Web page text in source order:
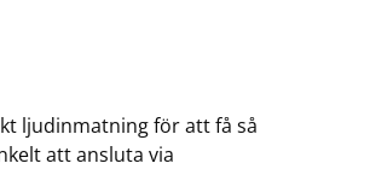
ljudinmatning för att få så
att ansluta via